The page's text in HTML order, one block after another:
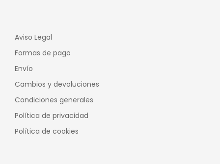
Aviso Legal
Formas de pago
Envío
Cambios y devoluciones
Condiciones generales
Política de privacidad
Política de cookies